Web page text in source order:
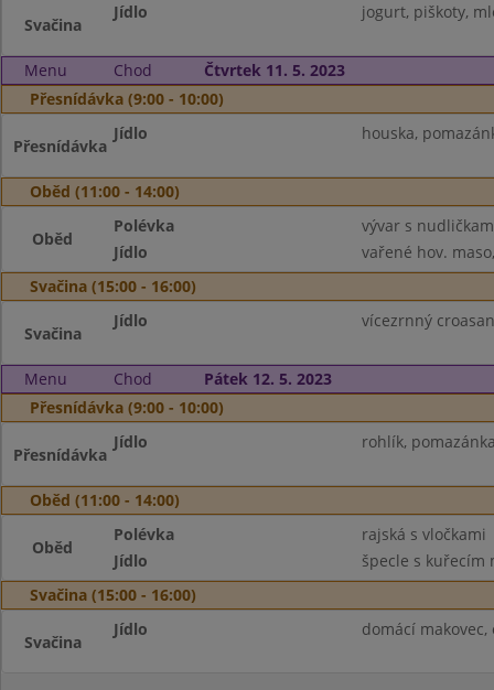
Svačina
Jídlo jogurt, piškoty,
Menu Chod
Čtvrtek 11. 5. 2023
Přesnídávka (9:00 - 10:00)
Přesnídávka
Jídlo houska,
Oběd (11:00 - 14:00)
Oběd
Polévka
vývar s
Jídlo
vařené hov.
Svačina (15:00 - 16:00)
Svačina
Jídlo vícezrnný
Menu Chod
Pátek 12. 5. 2023
Přesnídávka (9:00 - 10:00)
Přesnídávka
Jídlo rohlík,
Oběd (11:00 - 14:00)
Oběd
Polévka
rajská s vločkami
Jídlo
špecle s kuřecím
Svačina (15:00 - 16:00)
Svačina
Jídlo domácí